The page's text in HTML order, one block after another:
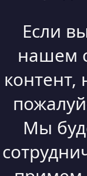
Если
нашем
Мы